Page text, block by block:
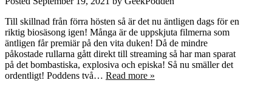
Till skillnad från förra hösten så är det nu äntligen dags för en
riktig biosäsong igen! Många är de uppskjuta filmerna som
äntligen får premiär på den vita duken! Då de mindre
påkostade rullarna gått direkt till streaming så har man sparat
på det bombastiska, explosiva och episka! Så nu smäller det
ordentligt! Poddens två… Read more »